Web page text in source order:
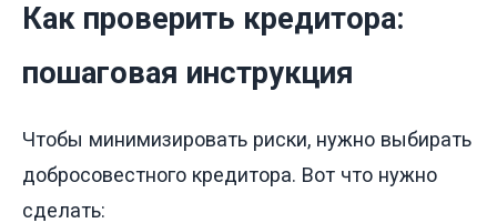
Как проверить кредитора:
пошаговая инструкция
Чтобы минимизировать риски, нужно выбирать
добросовестного кредитора. Вот что нужно
сделать: